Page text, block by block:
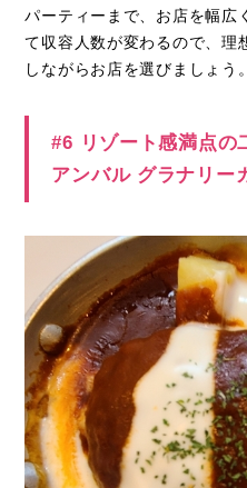
パーティーまで、お店を幅広
て収容人数が変わるので、理
しながらお店を選びましょう。
#6 リゾート感満点の
アンバル グラナリー